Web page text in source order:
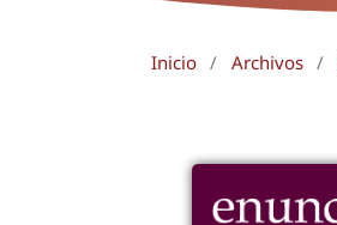
Inicio / Archivos /